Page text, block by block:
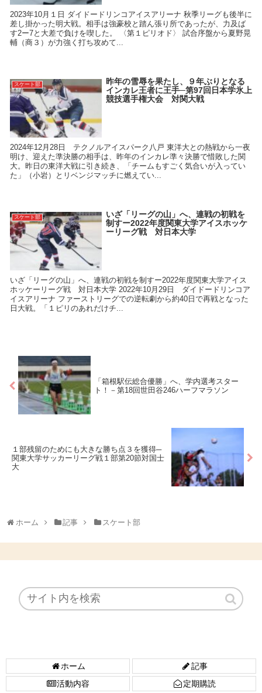
2023年10月１日 ダイドードリンコアイスアリーナ 秋季リーグも後半に
差し掛かった明大戦。相手は強豪校と踏ん張り所であったが、力及ば
す2ー7と大差で負けを喫した。 〈第１ピリオド〉 試合序盤から夏野晃
輔（商３）が力強く打ち攻めて...
スケート部
昨年の雪辱を果たし、９年ぶりとなる
インカレ王者に王手─第97回日本学氷上
競技選手権大会 対関大戦
2024年12月28日 テクノルアイスパーク八戸 東洋大との熱戦から一夜
明け、迎えた準決勝の相手は、昨年のインカレ準々決勝で惜敗した関
大。昨日の東洋大戦に引き続き、「チームもすごく気合いが入ってい
た」（小岩）とリベンジマッチに燃えてい...
スケート部
いざ「リーグの山」へ、連戦の初戦を
制すー2022年度関東大学アイスホッケ
ーリーグ戦 対日本大学
いざ「リーグの山」へ、連戦の初戦を制すー2022年度関東大学アイス
ホッケーリーグ戦 対日本大学 2022年10月29日 ダイドードリンコア
イスアリーナ ファーストリーグでの逆転劇から約40日で再戦となった
日大戦。「１ピリのあれだけチ...
「箱根駅伝総合優勝」へ、学内選考スター
ト！－第18回世田谷246ハーフマラソン
１部残留のためにも大きな勝ち点３を獲得─
関東大学サッカーリーグ戦１部第20節対国士
大
ホーム 記事 スケート部
ホーム
記事
活動内容
定期購読